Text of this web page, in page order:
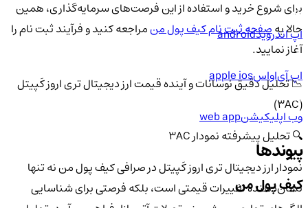
برای شروع خرید و استفاده از این فرصت‌های سرمایه‌گذاری، همین
حالا بهصفحه ثبت نام کیف پول منمراجعه کنید و فرآیند ثبت نام را
آغاز نمایید.
📉 تحلیل دقیق نوسانات و آینده قیمت ارز دیجیتال تری اروز کَپیتل
🔍 تحلیل پیشرفته نمودار 3AC
نمودار ارز دیجیتال تری اروز کَپیتل در صرافی کیف پول من نه تنها
نشان‌دهنده تغییرات قیمتی است، بلکه فرصتی برای شناسایی
اپ اندرویدandroid
اپ آی‌او‌اسapple ios
وب اپلیکیشنweb app
پیوندها
کیف پول من